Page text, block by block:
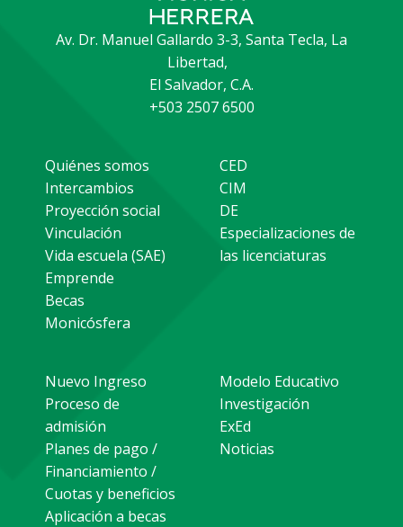
Av. Dr. Manuel Gallardo 3-3, Santa Tecla, La
Libertad,
El Salvador, C.A.
+503 2507 6500
Quiénes somos
Intercambios
Proyección social
Vinculación
Vida escuela (SAE)
Emprende
Becas
Monicósfera
CED
CIM
DE
Especializaciones de
las licenciaturas
Nuevo Ingreso
Proceso de
admisión
Planes de pago /
Financiamiento /
Cuotas y beneficios
Aplicación a becas
Modelo Educativo
Investigación
ExEd
Noticias